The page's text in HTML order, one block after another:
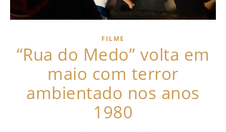
FILME
“Rua do Medo” volta em
maio com terror
ambientado nos anos
1980